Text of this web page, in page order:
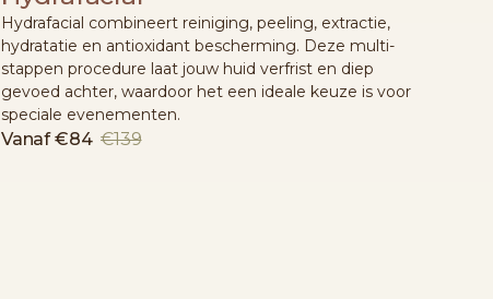
Hydrafacial combineert reiniging, peeling, extractie,
hydratatie en antioxidant bescherming. Deze multi-
stappen procedure laat jouw huid verfrist en diep
gevoed achter, waardoor het een ideale keuze is voor
speciale evenementen.
Vanaf €84 €139